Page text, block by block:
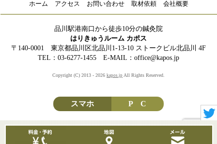
ホーム アクセス お問い合わせ 取材依頼 会社概要
品川駅港南口から徒歩10分の鍼灸院
はりきゅうルーム カポス
〒140-0001 東京都品川区北品川1-13-10 ストークビル北品川 4F
TEL：03-6277-1455 E-MAIL：office@kapos.jp
Copyright (C) 2013 - 2026 kapos.jp All Rights Reserved.
スマホ P C